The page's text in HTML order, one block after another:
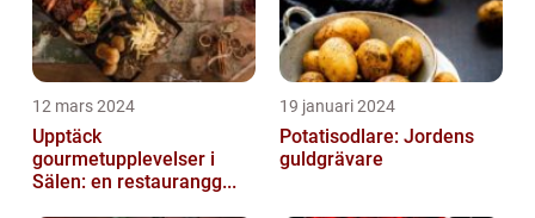
12 mars 2024
Upptäck
gourmetupplevelser i
Sälen: en restaurangg...
19 januari 2024
Potatisodlare: Jordens
guldgrävare